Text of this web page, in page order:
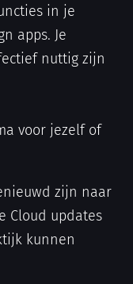
in je
apps. Je
nuttig zijn
voor jezelf of
zijn naar
Cloud updates
kunnen